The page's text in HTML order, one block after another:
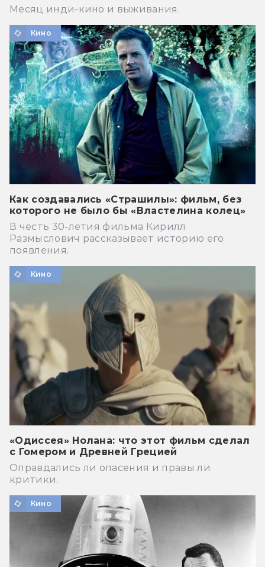
Месяц инди-кино и выживания.
Кино
Как создавались «Страшилы»: фильм, без
которого не было бы «Властелина колец»
В честь 30-летия фильма Кирилл
Размыслович рассказывает историю его
появления.
Кино
«Одиссея» Нолана: что этот фильм сделал
с Гомером и Древней Грецией
Оправдались ли опасения и правы ли
критики.
Кино